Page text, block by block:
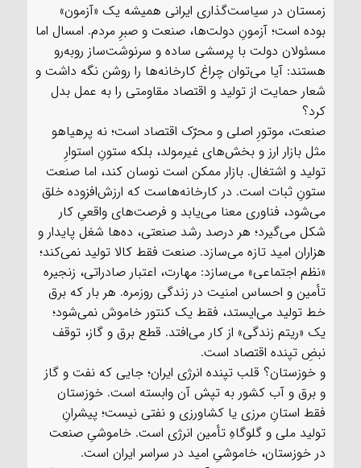
زمستان در سیاست‌گذاری ایرانی همیشه یک «آزمون»
بوده است؛ آزمونِ دولت‌ها، صنعت و صبرِ مردم. امسال اما
مسئولان دولت با پرسشی ساده و سرنوشت‌ساز روبه‌رو
هستند: آیا می‌توان چراغ کارخانه‌ها را روشن نگه داشت و
شعار حمایت از تولید و اقتصاد مقاومتی را به عمل بدل
کرد؟
صنعت، موتورِ اصلی و محرّک اقتصاد است؛ نه پرهیاهو
مثل بازار ارز و بخش‌های غیرمولد، بلکه ستونِ استوارِ
تولید و اشتغال. بازار ممکن است نوسان کند، اما صنعت
ستونِ ثبات است. در کارخانه‌هاست که ارزش‌افزوده خلق
می‌شود، فناوری معنا می‌یابد و فرصت‌های واقعیِ کار
شکل می‌گیرد؛ هر درصد رشد صنعتی، ده‌ها شغل پایدار و
هزاران امید تازه می‌سازد. صنعت فقط کالا تولید نمی‌کند؛
«نظم اجتماعی» می‌سازد: مهارت، اعتبار صادراتی، زنجیره
تأمین و احساس امنیت در زندگی روزمره. هر بار که برق
خط تولید می‌ایستد، فقط یک کنتور خاموش نمی‌شود؛
یک «ریتم زندگی» از کار می‌افتد. قطع برق و گاز، توقف
نبضِ تپنده اقتصاد است.
و خوزستان؟ قلب تپنده انرژی ایران؛ جایی که نفت و گاز
و برق و آب کشور به تپش آن وابسته است. خوزستان
فقط استانِ مرزی یا کشاورزی و نفتی نیست؛ پیشرانِ
تولید ملی و گلوگاهِ تأمین انرژی است. خاموشیِ صنعت
در خوزستان، خاموشیِ امید در سراسر ایران است.